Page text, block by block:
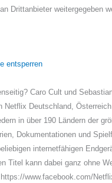
Drittanbieter weitergegeben
entsperren
Caro Cult und
Netflix Deutschland,
in über 190 Ländern der
Dokumentationen und
internetfähigen
Titel kann dabei ganz ohne
www.facebook.com/